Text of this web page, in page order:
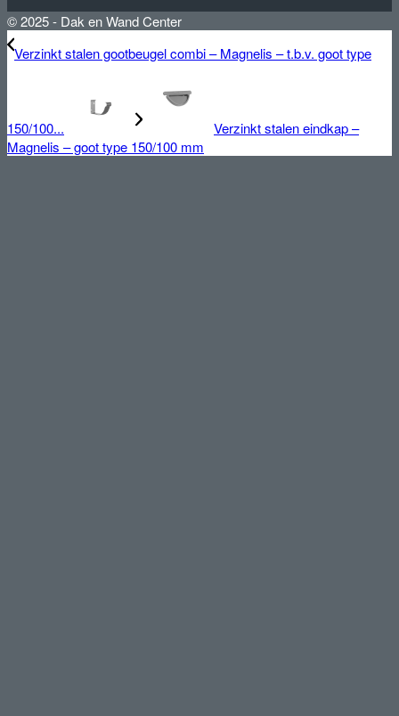
© 2025 - Dak en Wand Center
Verzinkt stalen gootbeugel combi – Magnelis – t.b.v. goot type
150/100...
Verzinkt stalen eindkap –
Magnelis – goot type 150/100 mm